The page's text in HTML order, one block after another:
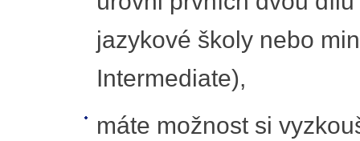
jazykové školy nebo
Intermediate),
máte možnost si